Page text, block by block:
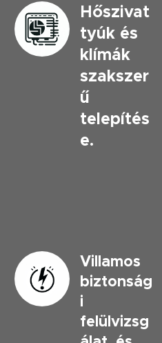
Hőszivat
tyúk és
klímák
szakszer
ű
telepítés
e.
Villamos
biztonság
i
felülvizsg